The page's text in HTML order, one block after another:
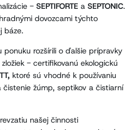
- SEPTIFORTE a SEPTONIC.
dovozcami týchto
báze.
rozšírili o ďalšie prípravky
- certifikovanú ekologickú
ktoré sú vhodné k používaniu
žúmp, septikov a čistiarní
našej činnosti